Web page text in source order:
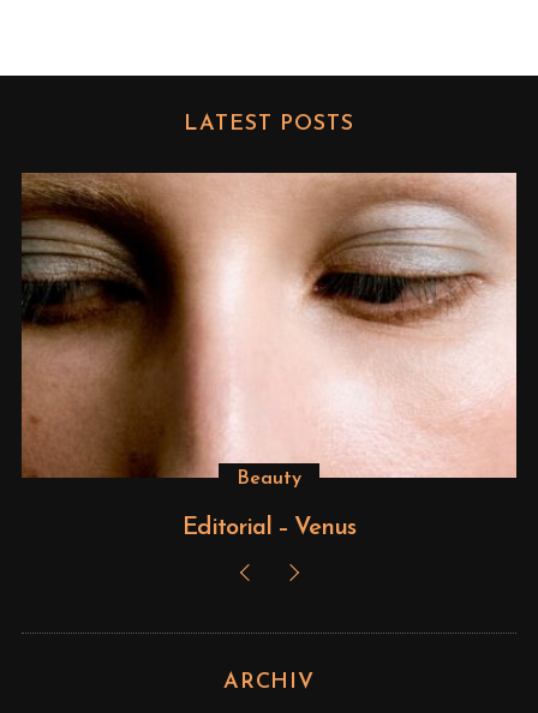
LATEST POSTS
Beauty
Editorial – Venus
ARCHIV